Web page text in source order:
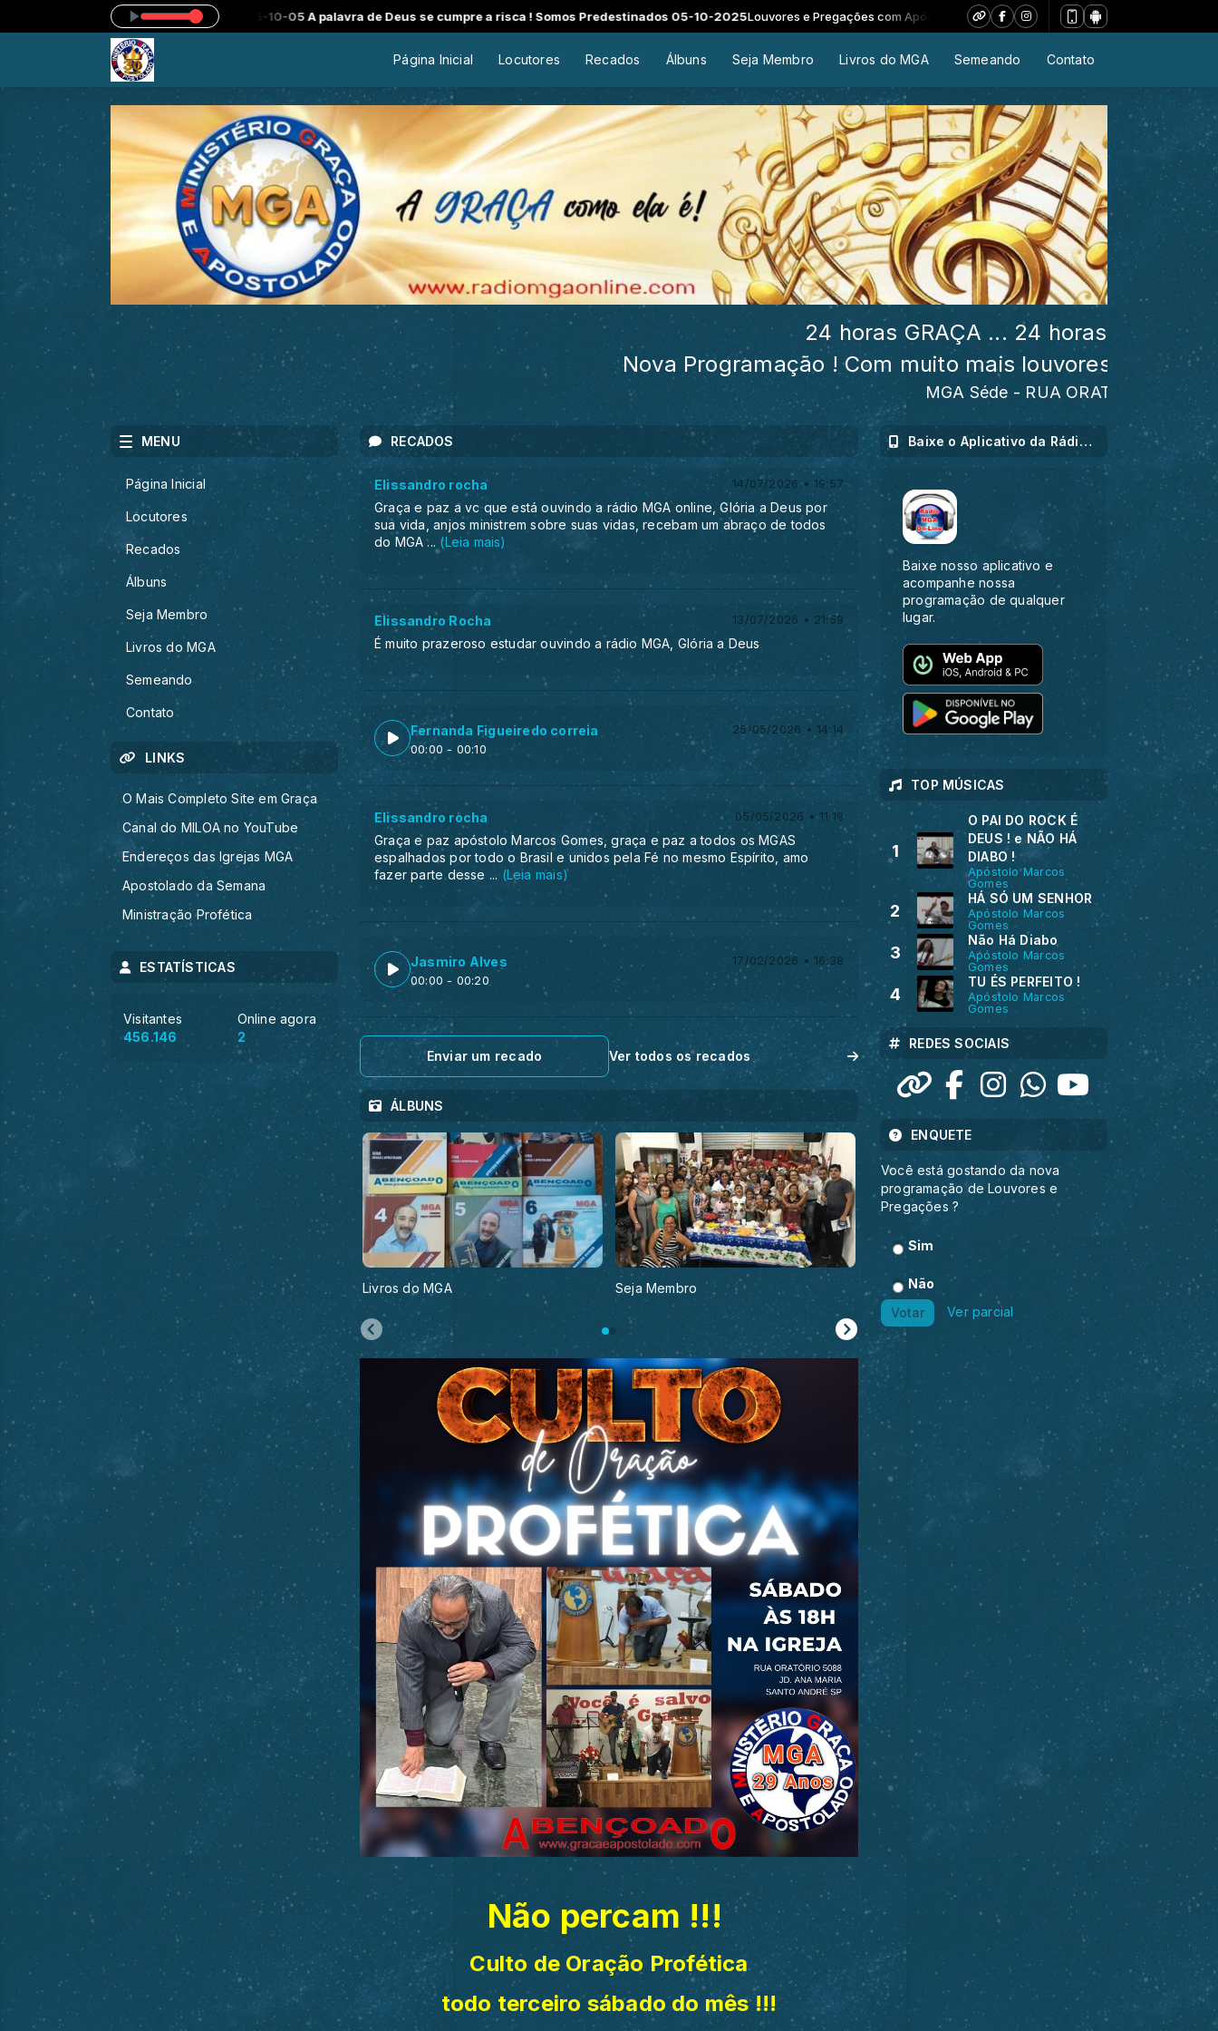
10-05 A palavra de Deus se cumpre a risca ! Somos Predestinados 05-10-2025Louvores e Pregações com Apóstolo Marcos Gomes com Apóstolo Marcos Gomes das 00:00 às 00:00 -
Página Inicial Locutores Recados Álbuns Seja Membro Livros do MGA Semeando Contato
24 horas GRAÇA ... 24 horas APOSTOLADO ...
Nova Programação ! Com muito mais louvores !!!
MGA Séde - RUA ORATÓRIO, 5.008 - JD.
RECADOS
Elissandro rocha 14/07/2026 • 19:57
Graça e paz a vc que está ouvindo a rádio MGA online, Glória a Deus por
sua vida, anjos ministrem sobre suas vidas, recebam um abraço de todos
do MGA... (Leia mais)
Elissandro Rocha 13/07/2026 • 21:59
É muito prazeroso estudar ouvindo a rádio MGA, Glória a Deus
Fernanda Figueiredo correia
25/05/2026 • 14:14
00:00 - 00:10
Elissandro rocha 05/05/2026 • 11:19
Graça e paz apóstolo Marcos Gomes, graça e paz a todos os MGAS
espalhados por todo o Brasil e unidos pela Fé no mesmo Espírito, amo
fazer parte desse ... (Leia mais)
Jasmiro Alves
17/02/2026 • 16:38
00:00 - 00:20
Enviar um recado Ver todos os recados
ÁLBUNS
Livros do MGA Seja Membro Fotos
Não percam !!!
Culto de Oração Profética
todo terceiro sábado do mês !!!
MENU
Página Inicial
Locutores
Recados
Álbuns
Seja Membro
Livros do MGA
Semeando
Contato
LINKS
O Mais Completo Site em Graça
Canal do MILOA no YouTube
Endereços das Igrejas MGA
Apostolado da Semana
Ministração Profética
ESTATÍSTICAS
Visitantes
456.146
Online agora
2
Baixe o Aplicativo da Rádio MGA
Baixe nosso aplicativo e
acompanhe nossa
programação de qualquer
lugar.
TOP MÚSICAS
1
O PAI DO ROCK É
DEUS ! e NÃO HÁ
DIABO !
Apóstolo Marcos
Gomes
2
HÁ SÓ UM SENHOR
Apóstolo Marcos
Gomes
3
Não Há Diabo
Apóstolo Marcos
Gomes
4
TU ÉS PERFEITO !
Apóstolo Marcos
Gomes
REDES SOCIAIS
ENQUETE
Você está gostando da nova
programação de Louvores e
Pregações ?
Sim
Não
Votar
Ver parcial